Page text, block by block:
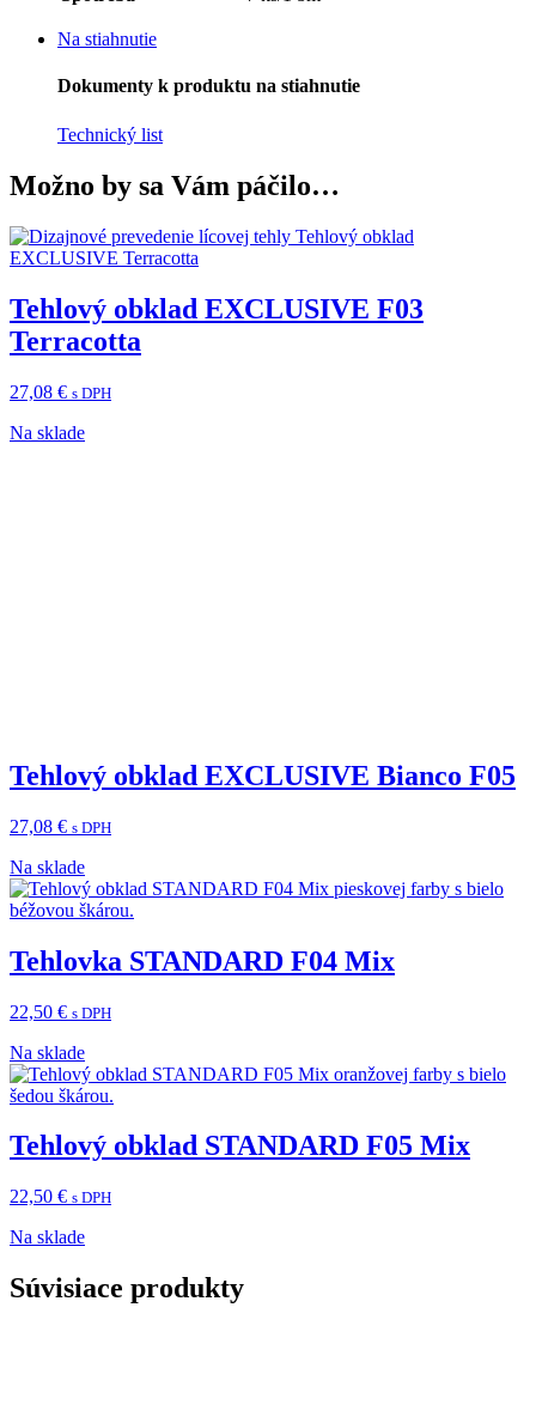
Na stiahnutie
Dokumenty k produktu na stiahnutie
Technický list
Možno by sa Vám páčilo…
Tehlový obklad EXCLUSIVE F03
Terracotta
27,08 € s DPH
Na sklade
Tehlový obklad EXCLUSIVE Bianco F05
27,08 € s DPH
Na sklade
Tehlovka STANDARD F04 Mix
22,50 € s DPH
Na sklade
Tehlový obklad STANDARD F05 Mix
22,50 € s DPH
Na sklade
Súvisiace produkty